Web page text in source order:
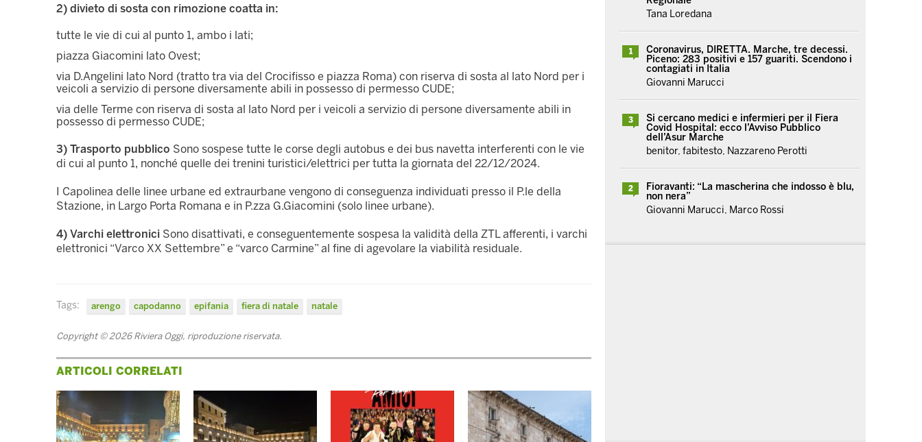
2) divieto di sosta con rimozione coatta in:
tutte le vie di cui al punto 1, ambo i lati;
piazza Giacomini lato Ovest;
via D.Angelini lato Nord (tratto tra via del Crocifisso e piazza Roma) con riserva di sosta al lato Nord per i
veicoli a servizio di persone diversamente abili in possesso di permesso CUDE;
via delle Terme con riserva di sosta al lato Nord per i veicoli a servizio di persone diversamente abili in
possesso di permesso CUDE;
3) Trasporto pubblico Sono sospese tutte le corse degli autobus e dei bus navetta interferenti con le vie
di cui al punto 1, nonché quelle dei trenini turistici/elettrici per tutta la giornata del 22/12/2024.
I Capolinea delle linee urbane ed extraurbane vengono di conseguenza individuati presso il P.le della
Stazione, in Largo Porta Romana e in P.zza G.Giacomini (solo linee urbane).
4) Varchi elettronici Sono disattivati, e conseguentemente sospesa la validità della ZTL afferenti, i varchi
elettronici “Varco XX Settembre” e “varco Carmine” al fine di agevolare la viabilità residuale.
Tags: arengo capodanno epifania fiera di natale natale
Copyright © 2026 Riviera Oggi, riproduzione riservata.
ARTICOLI CORRELATI
Tana Loredana
1
Coronavirus, DIRETTA. Marche, tre decessi.
Piceno: 283 positivi e 157 guariti. Scendono i
contagiati in Italia
Giovanni Marucci
3
Si cercano medici e infermieri per il Fiera
Covid Hospital: ecco l’Avviso Pubblico
dell’Asur Marche
benitor, fabitesto, Nazzareno Perotti
2
Fioravanti: “La mascherina che indosso è blu,
non nera”
Giovanni Marucci, Marco Rossi